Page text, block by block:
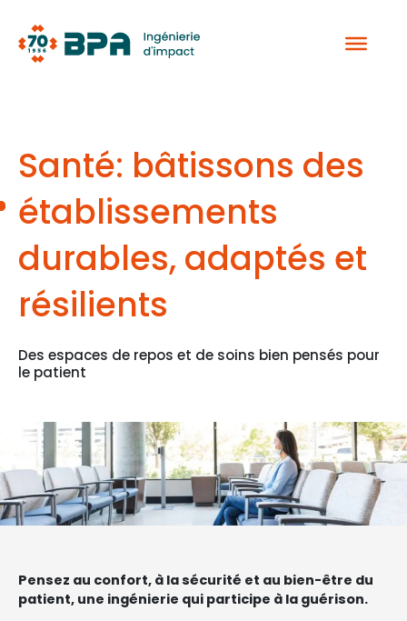
contenu
Santé: bâtissons des
établissements
durables, adaptés et
résilients
Des espaces de repos et de soins bien pensés pour
le patient
Pensez au confort, à la sécurité et au bien-être du
patient, une ingénierie qui participe à la guérison.